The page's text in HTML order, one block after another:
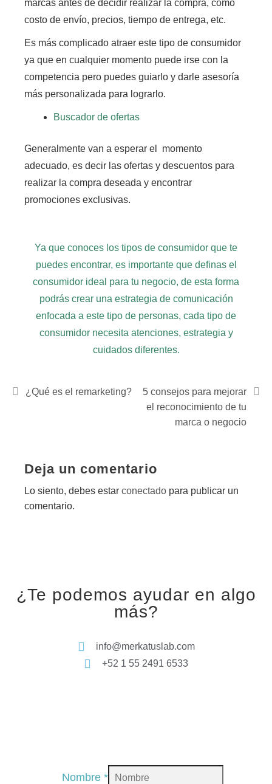
marcas antes de decidir realizar la compra, como
costo de envío, precios, tiempo de entrega, etc.
Es más complicado atraer este tipo de consumidor
ya que en cualquier momento puede irse con la
competencia pero puedes guiarlo y darle asesoría
más personalizada para lograrlo.
Buscador de ofertas
Generalmente van a esperar el momento
adecuado, es decir las ofertas y descuentos para
realizar la compra deseada y encontrar
promociones exclusivas.
Ya que conoces los tipos de consumidor que te
puedes encontrar, es importante que definas el
consumidor ideal para tu negocio, de esta forma
podrás crear una estrategia de comunicación
enfocada a este tipo de personas, cada tipo de
consumidor necesita atenciones, estrategia y
cuidados diferentes.
¿Qué es el remarketing?
5 consejos para mejorar
el reconocimiento de tu
marca o negocio
Deja un comentario
Lo siento, debes estar conectado para publicar un
comentario.
¿Te podemos ayudar en algo
más?
info@merkatuslab.com
+52 1 55 2491 6533
Nombre *